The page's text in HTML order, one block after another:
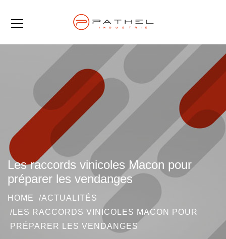
Les raccords vinicoles Macon pour
préparer les vendanges
HOME
ACTUALITÉS
LES RACCORDS VINICOLES MACON POUR
PRÉPARER LES VENDANGES